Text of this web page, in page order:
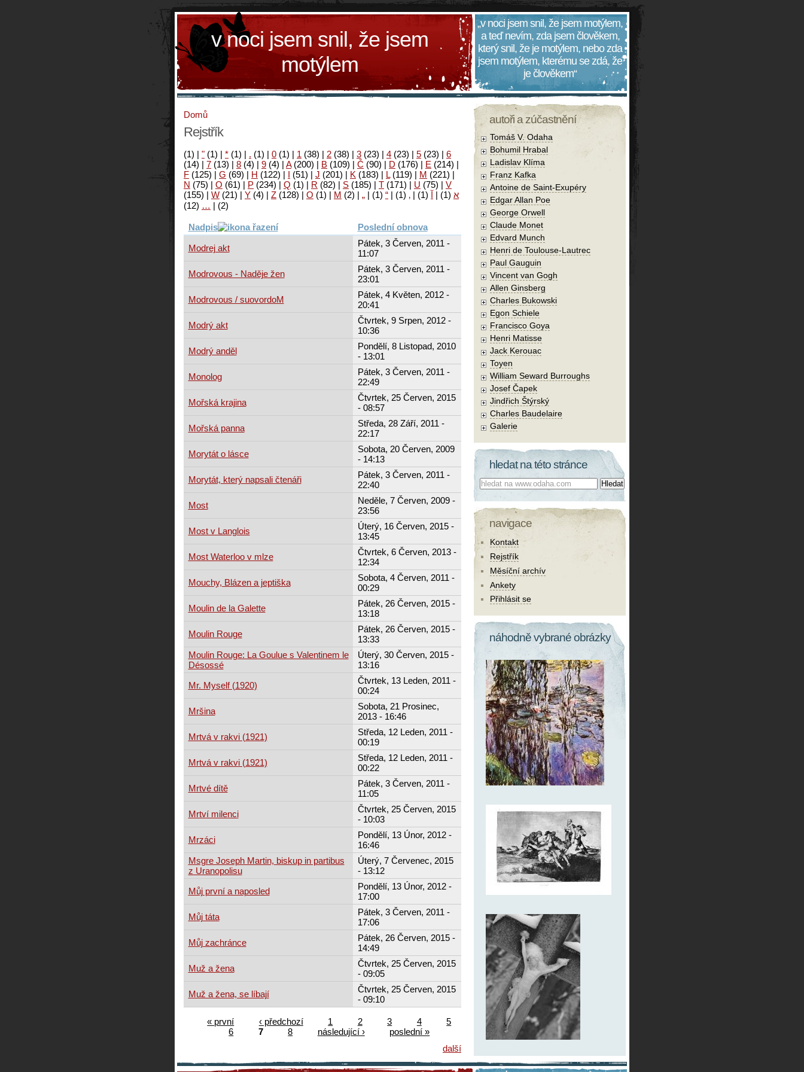
v noci jsem snil, že jsem
motýlem
„v noci jsem snil, že jsem motýlem,
a teď nevím, zda jsem člověkem,
který snil, že je motýlem, nebo zda
jsem motýlem, kterému se zdá, že
je člověkem“
Domů
Rejstřík
(1) | " (1) | * (1) | . (1) | 0 (1) | 1 (38) | 2 (38) | 3 (23) | 4 (23) | 5 (23) | 6
(14) | 7 (13) | 8 (4) | 9 (4) | A(200) | B (109) | Č (90) | D (176) | E (214) |
F (125) | G (69) | H (122) | I (51) | J (201) | K (183) | L(119) | M (221) |
N (75) | O (61) | P (234) | Q (1) | R (82) | S (185) | T (171) | U (75) | V
(155) | W (21) | Y (4) | Z (128) | Ο (1) | М (2) | א (1)
| آ (1)
|
‚
(1)
|
“
(1)
|
„
(2)
|
…
(12)
Nadpis Poslední obnova
Modrej akt
Pátek, 3 Červen, 2011 -
11:07
Modrovous - Naděje žen
Pátek, 3 Červen, 2011 -
23:01
Modrovous / suovordoM
Pátek, 4 Květen, 2012 -
20:41
Modrý akt
Čtvrtek, 9 Srpen, 2012 -
10:36
Modrý anděl
Pondělí, 8 Listopad, 2010
- 13:01
Monolog
Pátek, 3 Červen, 2011 -
22:49
Mořská krajina
Čtvrtek, 25 Červen, 2015
- 08:57
Mořská panna
Středa, 28 Září, 2011 -
22:17
Morytát o lásce
Sobota, 20 Červen, 2009
- 14:13
Morytát, který napsali čtenáři
Pátek, 3 Červen, 2011 -
22:40
Most
Neděle, 7 Červen, 2009 -
23:56
Most v Langlois
Úterý, 16 Červen, 2015 -
13:45
Most Waterloo v mlze
Čtvrtek, 6 Červen, 2013 -
12:34
Mouchy, Blázen a jeptiška
Sobota, 4 Červen, 2011 -
00:29
Moulin de la Galette
Pátek, 26 Červen, 2015 -
13:18
Moulin Rouge
Pátek, 26 Červen, 2015 -
13:33
Moulin Rouge: La Goulue s Valentinem le
Désossé
Úterý, 30 Červen, 2015 -
13:16
Mr. Myself (1920)
Čtvrtek, 13 Leden, 2011 -
00:24
Mršina
Sobota, 21 Prosinec,
2013 - 16:46
Mrtvá v rakvi (1921)
Středa, 12 Leden, 2011 -
00:19
Mrtvá v rakvi (1921)
Středa, 12 Leden, 2011 -
00:22
Mrtvé dítě
Pátek, 3 Červen, 2011 -
11:05
Mrtví milenci
Čtvrtek, 25 Červen, 2015
- 10:03
Mrzáci
Pondělí, 13 Únor, 2012 -
16:46
Msgre Joseph Martin, biskup in partibus
z Uranopolisu
Úterý, 7 Červenec, 2015
- 13:12
Můj první a naposled
Pondělí, 13 Únor, 2012 -
17:00
Můj táta
Pátek, 3 Červen, 2011 -
17:06
Můj zachránce
Pátek, 26 Červen, 2015 -
14:49
Muž a žena
Čtvrtek, 25 Červen, 2015
- 09:05
Muž a žena, se líbají
Čtvrtek, 25 Červen, 2015
- 09:10
« první ‹ předchozí 1 2 3 4
5
6
7 8 následující ›
poslední »
další
autoři a zúčastnění
Tomáš V. Odaha
Bohumil Hrabal
Ladislav Klíma
Franz Kafka
Antoine de Saint-Exupéry
Edgar Allan Poe
George Orwell
Claude Monet
Edvard Munch
Henri de Toulouse-Lautrec
Paul Gauguin
Vincent van Gogh
Allen Ginsberg
Charles Bukowski
Egon Schiele
Francisco Goya
Henri Matisse
Jack Kerouac
Toyen
William Seward Burroughs
Josef Čapek
Jindřich Štýrský
Charles Baudelaire
Galerie
hledat na této stránce
Co hledat:
navigace
Kontakt
Rejstřík
Měsíční archív
Ankety
Přihlásit se
náhodně vybrané obrázky